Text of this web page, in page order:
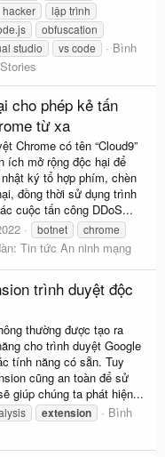
hacker
lập trình
obfuscation
studio vs code
Bình
cho phép kẻ tấn
từ xa
Chrome có tên “Cloud9”
ích mở rộng độc hại để
ký tổ hợp phím, chèn
đồng thời sử dụng trình
cuộc tấn công DDoS...
botnet chrome
Tin tức An ninh mạng
trình duyệt độc
thường được tạo ra
cho trình duyệt Google
tính năng có sẵn. Tuy
cũng an toàn để sử
giúp chúng ta phát hiện...
extension
Bình